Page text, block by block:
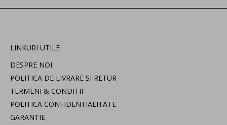
LINKURI UTILE
DESPRE NOI
POLITICA DE LIVRARE SI RETUR
TERMENI & CONDITII
POLITICA CONFIDENTIALITATE
GARANTIE